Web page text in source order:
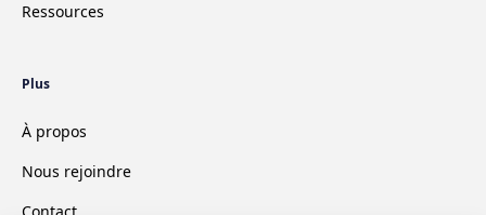
Ressources
Plus
À propos
Nous rejoindre